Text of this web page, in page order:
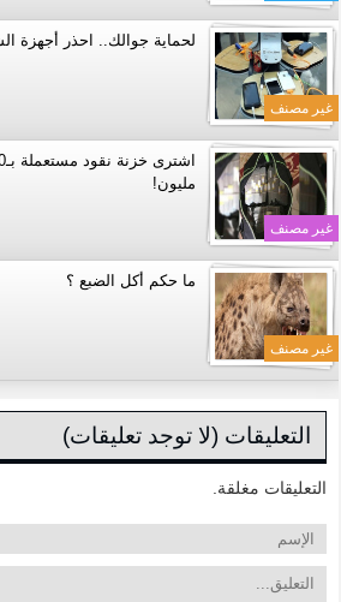
غير مصنف
لحماية جوالك.. احذر أجهزة
غير مصنف
مليون!
غير مصنف
ما حكم أكل الضبع ؟
التعليقات (لا توجد تعليقات)
التعليقات مغلقة.